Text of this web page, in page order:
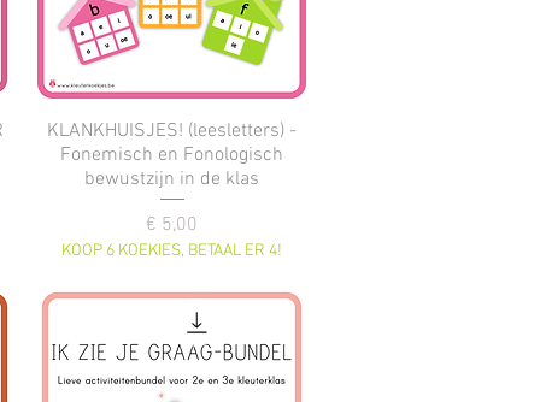
KLANKHUISJES! (leesletters) -
Fonemisch en Fonologisch
bewustzijn in de klas
Prijs
€ 5,00
KOOP 6 KOEKIES, BETAAL ER 4!